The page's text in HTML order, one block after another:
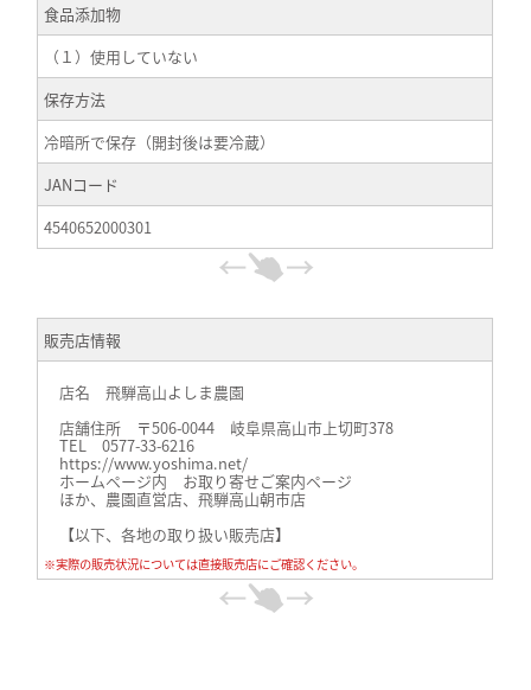
食品添加物
（１）使用していない
保存方法
冷暗所で保存（開封後は要冷蔵）
JANコード
4540652000301
販売店情報
店名 飛騨高山よしま農園
店舗住所 〒506-0044 岐阜県高山市上切町378
TEL 0577-33-6216
https://www.yoshima.net/
ホームページ内 お取り寄せご案内ページ
ほか、農園直営店、飛騨高山朝市店
【以下、各地の取り扱い販売店】
≪関西≫
キャロットhttps://www.carrot-n.co.jp/、
ヘルスライフ、オーガニックプラザhttps://healthlife.co.jp/
※実際の販売状況については直接販売店にご確認ください。